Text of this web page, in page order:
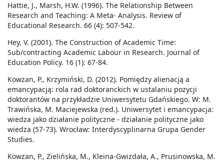
Hattie, J., Marsh, H.W. (1996). The Relationship Between
Research and Teaching: A Meta- Analysis. Review of
Educational Research. 66 (4): 507-542.
Hey, V. (2001). The Construction of Academic Time:
Sub/contracting Academic Labour in Research. Journal of
Education Policy. 16 (1): 67-84.
Kowzan, P., Krzymiński, D. (2012). Pomiędzy alienacją a
emancypacją: rola rad doktoranckich w ustalaniu pozycji
doktorantów na przykładzie Uniwersytetu Gdańskiego. W: M.
Trawińska, M. Maciejewska (red.). Uniwersytet i emancypacja:
wiedza jako działanie polityczne - działanie polityczne jako
wiedza (57-73). Wrocław: Interdyscyplinarna Grupa Gender
Studies.
Kowzan, P., Zielińska, M., Kleina-Gwizdała, A., Prusinowska, M.